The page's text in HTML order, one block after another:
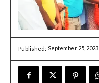
Published: September 25, 2023